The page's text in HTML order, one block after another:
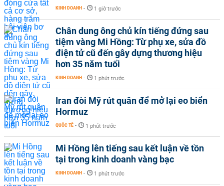
KINH DOANH - 1 giờ trước
Chân dung ông chủ kín tiếng đứng sau
tiệm vàng Mi Hồng: Từ phụ xe, sửa đồ
điện tử cũ đến gây dựng thương hiệu
hơn 35 năm tuổi
KINH DOANH - 1 phút trước
Iran đòi Mỹ rút quân để mở lại eo biển
Hormuz
QUỐC TẾ - 1 phút trước
Mi Hồng lên tiếng sau kết luận về tồn
tại trong kinh doanh vàng bạc
KINH DOANH - 1 phút trước